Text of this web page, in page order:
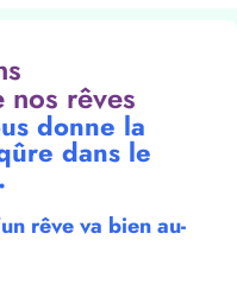
rêves
donne la
dans le
rêve va bien au-